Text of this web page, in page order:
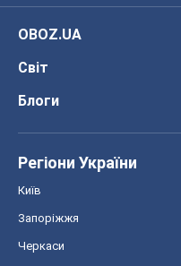
OBOZ.UA
Світ
Блоги
Регіони України
Київ
Запоріжжя
Черкаси